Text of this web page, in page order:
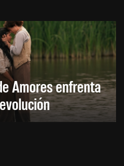
Amores enfrenta